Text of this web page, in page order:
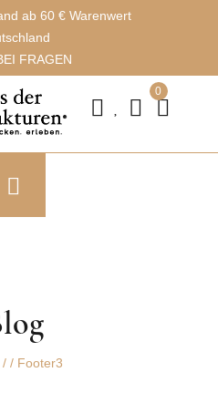
ab 60 € Warenwert
FRAGEN
0
/ / Footer3